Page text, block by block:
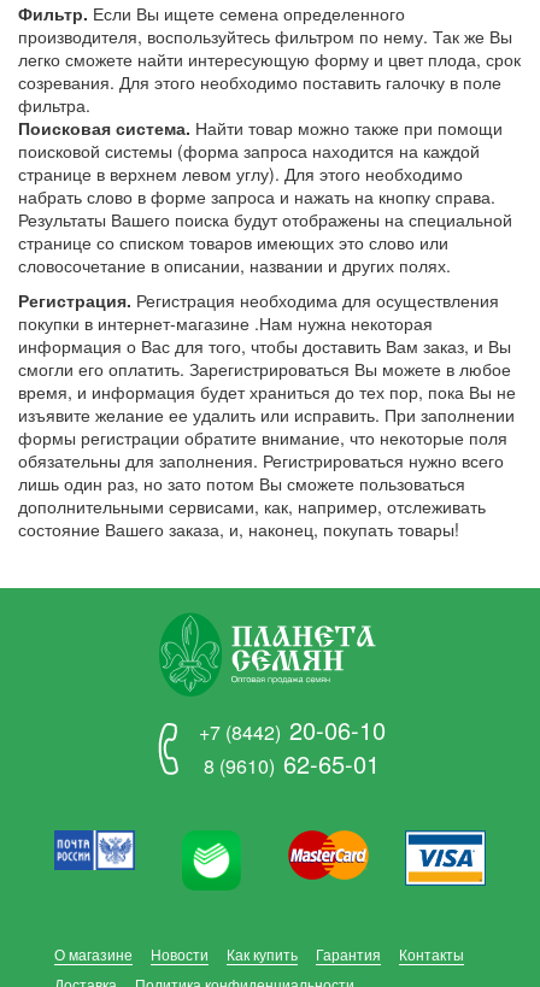
Фильтр. Если Вы ищете семена определенного
производителя, воспользуйтесь фильтром по нему. Так же Вы
легко сможете найти интересующую форму и цвет плода, срок
созревания. Для этого необходимо поставить галочку в поле
фильтра.
Поисковая система. Найти товар можно также при помощи
поисковой системы (форма запроса находится на каждой
странице в верхнем левом углу). Для этого необходимо
набрать слово в форме запроса и нажать на кнопку справа.
Результаты Вашего поиска будут отображены на специальной
странице со списком товаров имеющих это слово или
словосочетание в описании, названии и других полях.
Регистрация. Регистрация необходима для осуществления
покупки в интернет-магазине .Нам нужна некоторая
информация о Вас для того, чтобы доставить Вам заказ, и Вы
смогли его оплатить. Зарегистрироваться Вы можете в любое
время, и информация будет храниться до тех пор, пока Вы не
изъявите желание ее удалить или исправить. При заполнении
формы регистрации обратите внимание, что некоторые поля
обязательны для заполнения. Регистрироваться нужно всего
лишь один раз, но зато потом Вы сможете пользоваться
дополнительными сервисами, как, например, отслеживать
состояние Вашего заказа, и, наконец, покупать товары!
+7 (8442) 20-06-10
8 (9610) 62-65-01
О магазине Новости Как купить Гарантия
Контакты